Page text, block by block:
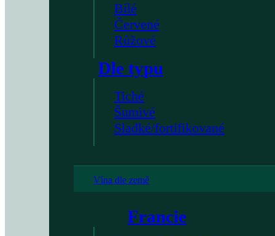
Bílé
Červené
Růžové
Dle typu
Tiché
Šumivé
Sladké/fortifikované
Vína dle země
Francie